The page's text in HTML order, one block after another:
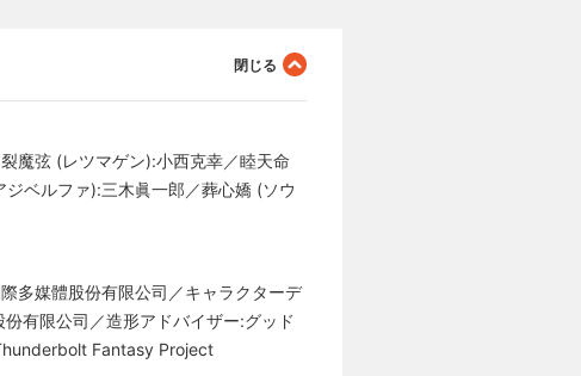
魔弦 (レツマゲン):小西克幸／睦天命
ベルファ):三木眞一郎／葬心嬌 (ソウ
多媒體股份有限公司／キャラクターデ
有限公司／造形アドバイザー:グッド
Fantasy Project